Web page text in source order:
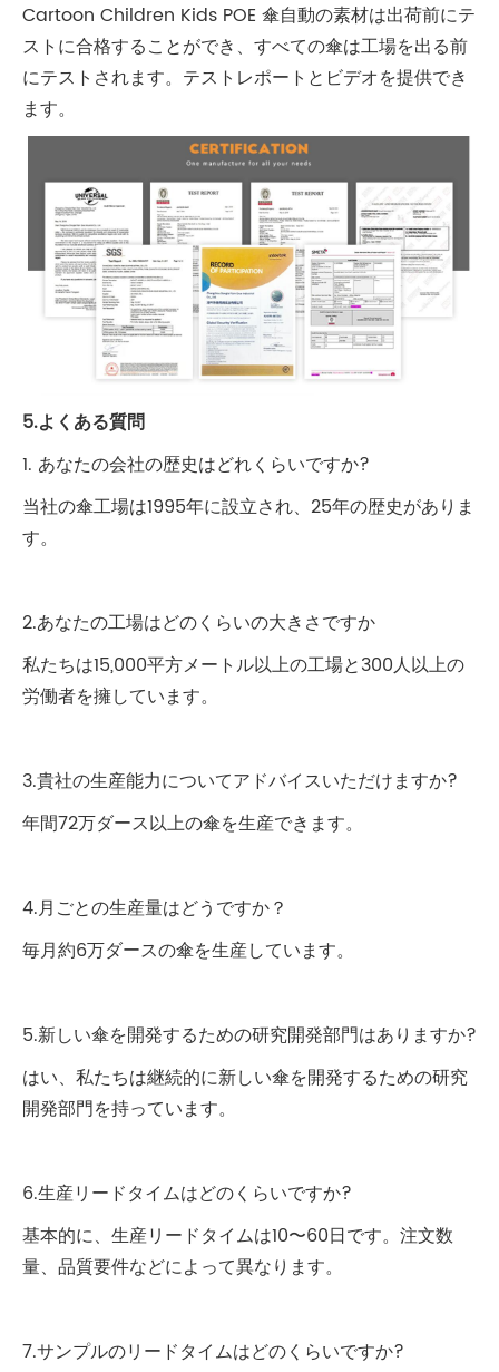
Cartoon Children Kids POE 傘自動の素材は出荷前にテ
ストに合格することができ、すべての傘は工場を出る前
にテストされます。テストレポートとビデオを提供でき
ます。
5.よくある質問
1. あなたの会社の歴史はどれくらいですか?
当社の傘工場は1995年に設立され、25年の歴史がありま
す。
2.あなたの工場はどのくらいの大きさですか
私たちは15,000平方メートル以上の工場と300人以上の
労働者を擁しています。
3.貴社の生産能力についてアドバイスいただけますか?
年間72万ダース以上の傘を生産できます。
4.月ごとの生産量はどうですか？
毎月約6万ダースの傘を生産しています。
5.新しい傘を開発するための研究開発部門はありますか?
はい、私たちは継続的に新しい傘を開発するための研究
開発部門を持っています。
6.生産リードタイムはどのくらいですか?
基本的に、生産リードタイムは10〜60日です。注文数
量、品質要件などによって異なります。
7.サンプルのリードタイムはどのくらいですか?